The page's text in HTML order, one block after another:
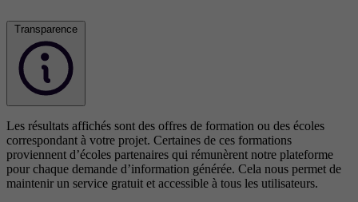
Transparence
Les résultats affichés sont des offres de formation ou des écoles
correspondant à votre projet. Certaines de ces formations
proviennent d’écoles partenaires qui rémunèrent notre plateforme
pour chaque demande d’information générée. Cela nous permet de
maintenir un service gratuit et accessible à tous les utilisateurs.